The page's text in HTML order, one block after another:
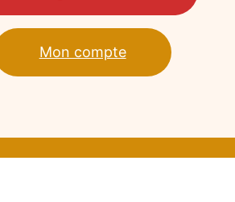
Mon compte